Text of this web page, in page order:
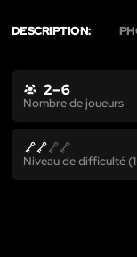
DESCRIPTION:
2 – 6
Nombre de joueurs
Niveau de difficulté